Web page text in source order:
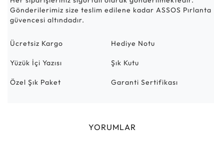
Gönderilerimiz size teslim edilene kadar ASSOS Pırlanta
güvencesi altındadır.
Ücretsiz Kargo Hediye Notu
Yüzük İçi Yazısı Şık Kutu
Özel Şık Paket Garanti Sertifikası
YORUMLAR